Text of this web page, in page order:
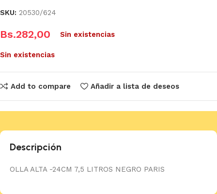
SKU: 20530/624
Bs.282,00 Sin existencias
Sin existencias
Add to compare Añadir a lista de deseos
Descripción
OLLA ALTA -24CM 7,5 LITROS NEGRO PARIS